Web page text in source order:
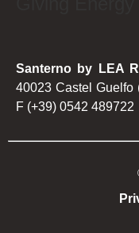
Santerno by LEA
40023 Castel
F (+39) 0542 489722